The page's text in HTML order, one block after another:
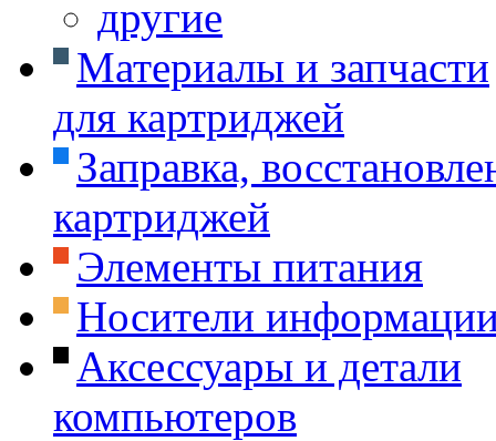
другие
Материалы и запчасти
для картриджей
Заправка,
картриджей
Элементы питания
Носители
Аксессуары и детали
компьютеров